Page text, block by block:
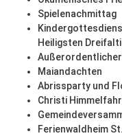
Spielenachmittag
Heiligsten
Maiandachten
Abrissparty und
Christi
Ferienwaldheim